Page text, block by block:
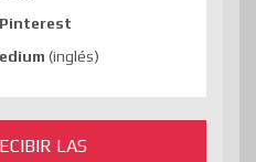
Pinterest
(inglés)
LAS